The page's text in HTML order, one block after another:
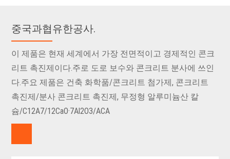
중국과협유한공사.
이 제품은 현재 세계에서 가장 전면적이고 경제적인 콘크
리트 촉진제이다.주로 도로 보수와 콘크리트 분사에 쓰인
다.주요 제품은 건축 화학품/콘크리트 첨가제, 콘크리트
촉진제/분사 콘크리트 촉진제, 무정형 알루미늄산 칼
슘/C12A7/12CaO·7Al2O3/ACA